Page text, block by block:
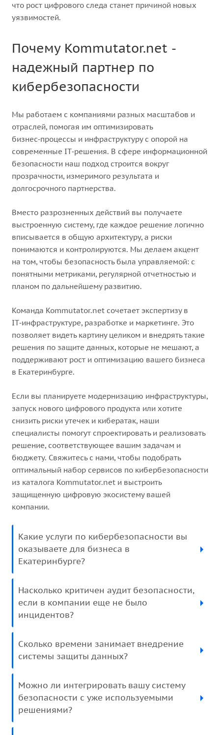
что рост цифрового следа станет причиной новых
уязвимостей.
Почему Kommutator.net -
надежный партнер по
кибербезопасности
Мы работаем с компаниями разных масштабов и
отраслей, помогая им оптимизировать
бизнес‑процессы и инфраструктуру с опорой на
современные IT‑решения. В сфере информационной
безопасности наш подход строится вокруг
прозрачности, измеримого результата и
долгосрочного партнерства.
Вместо разрозненных действий вы получаете
выстроенную систему, где каждое решение логично
вписывается в общую архитектуру, а риски
понимаются и контролируются. Мы делаем акцент
на том, чтобы безопасность была управляемой: с
понятными метриками, регулярной отчетностью и
планом по дальнейшему развитию.
Команда Kommutator.net сочетает экспертизу в
IT‑инфраструктуре, разработке и маркетинге. Это
позволяет видеть картину целиком и внедрять такие
решения по защите данных, которые не мешают, а
поддерживают рост и оптимизацию вашего бизнеса
в Екатеринбурге.
Если вы планируете модернизацию инфраструктуры,
запуск нового цифрового продукта или хотите
снизить риски утечек и кибератак, наши
специалисты помогут спроектировать и реализовать
решение, соответствующее вашим задачам и
бюджету. Свяжитесь с нами, чтобы подобрать
оптимальный набор сервисов по кибербезопасности
из каталога Kommutator.net и выстроить
защищенную цифровую экосистему вашей
компании.
Какие услуги по кибербезопасности вы
оказываете для бизнеса в
Екатеринбурге?
Насколько критичен аудит безопасности,
если в компании еще не было
инцидентов?
Сколько времени занимает внедрение
системы защиты данных?
Можно ли интегрировать вашу систему
безопасности с уже используемыми
решениями?